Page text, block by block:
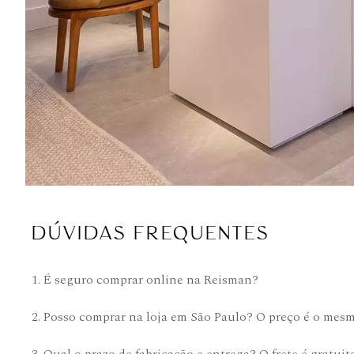
DÚVIDAS FREQUENTES
1. É seguro comprar online na Reisman?
2. Posso comprar na loja em São Paulo? O preço é o